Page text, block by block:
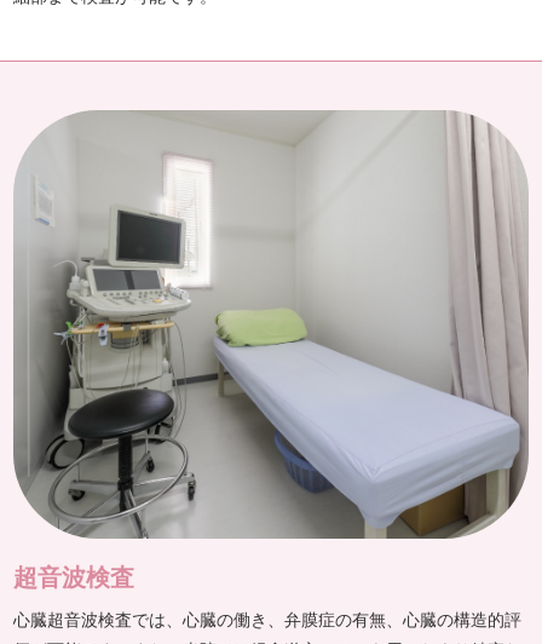
超音波検査
心臓超音波検査では、心臓の働き、弁膜症の有無、心臓の構造的評